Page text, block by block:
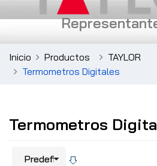
Inicio Productos
TAYLOR
Termometros Digitales
Termometros